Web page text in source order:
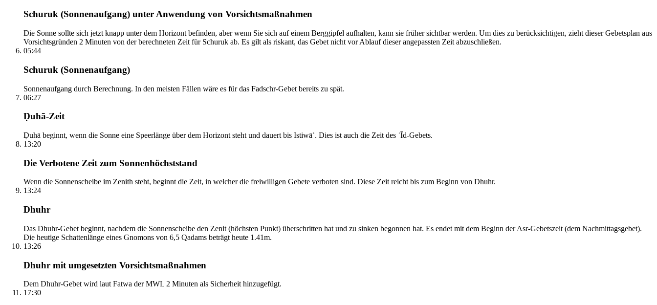
Schuruk (Sonnenaufgang) unter Anwendung von Vorsichtsmaßnahmen
Die Sonne sollte sich jetzt knapp unter dem Horizont befinden, aber wenn Sie sich auf einem Berggipfel aufhalten, kann sie früher sichtbar werden. Um dies zu berücksichtigen, zieht dieser Gebetsplan aus
Vorsichtsgründen 2 Minuten von der berechneten Zeit für Schuruk ab. Es gilt als riskant, das Gebet nicht vor Ablauf dieser angepassten Zeit abzuschließen.
05:44
Schuruk (Sonnenaufgang)
Sonnenaufgang durch Berechnung. In den meisten Fällen wäre es für das Fadschr-Gebet bereits zu spät.
06:27
Ḍuhā-Zeit
Ḍuhā beginnt, wenn die Sonne eine Speerlänge über dem Horizont steht und dauert bis Istiwāʾ. Dies ist auch die Zeit des ʿĪd-Gebets.
13:20
Die Verbotene Zeit zum Sonnenhöchststand
Wenn die Sonnenscheibe im Zenith steht, beginnt die Zeit, in welcher die freiwilligen Gebete verboten sind. Diese Zeit reicht bis zum Beginn von Dhuhr.
13:24
Dhuhr
Das Dhuhr-Gebet beginnt, nachdem die Sonnenscheibe den Zenit (höchsten Punkt) überschritten hat und zu sinken begonnen hat. Es endet mit dem Beginn der Asr-Gebetszeit (dem Nachmittagsgebet).
Die heutige Schattenlänge eines Gnomons von 6,5 Qadams beträgt heute 1.41m.
13:26
Dhuhr mit umgesetzten Vorsichtsmaßnahmen
Dem Dhuhr-Gebet wird laut Fatwa der MWL 2 Minuten als Sicherheit hinzugefügt.
17:30